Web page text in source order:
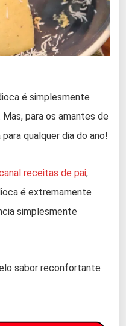
é simplesmente
para os amantes de
qualquer dia do ano!
receitas de pai,
é extremamente
simplesmente
sabor reconfortante